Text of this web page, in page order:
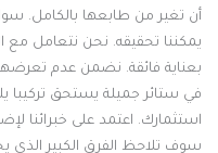
تغير من طابعها بالكامل. سواء
تحقيقه. نحن نتعامل مع
فائقة. نضمن عدم تعرضها
ستائر جميلة يستحق تركيبا
اعتمد على خبرائنا لإضافة
تلاحظ الفرق الكبير الذي